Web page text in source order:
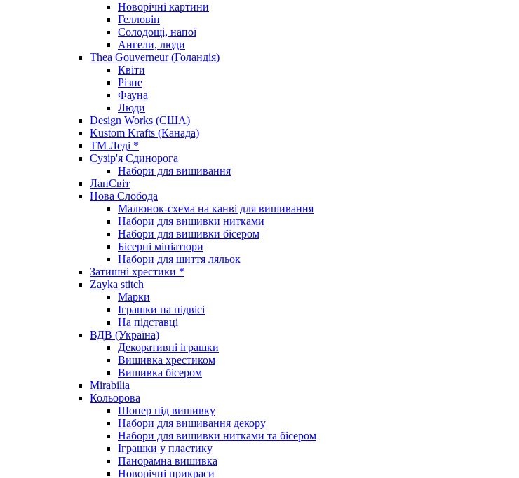
Новорічні картини
Гелловін
Солодощі, напої
Ангели, люди
Thea Gouverneur (Голандія)
Квіти
Різне
Фауна
Люди
Design Works (США)
Kustom Krafts (Канада)
ТМ Леді *
Сузір'я Єдинорога
Набори для вишивання
ЛанСвіт
Нова Слобода
Малюнок-схема на канві для вишивання
Набори для вишивки нитками
Набори для вишивки бісером
Бісерні мініатюри
Набори для шиття ляльок
Затишні хрестики *
Zayka stitch
Марки
Іграшки на підвісі
На підставці
ВДВ (Україна)
Декоративні іграшки
Вишивка хрестиком
Вишивка бісером
Mirabilia
Кольорова
Шопер під вишивку
Набори для вишивання декору
Набори для вишивки нитками та бісером
Іграшки у пластику
Панорамна вишивка
Новорічні прикраси